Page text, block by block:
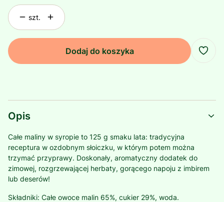
szt.
Dodaj do koszyka
Opis
Całe maliny w syropie to 125 g smaku lata: tradycyjna
receptura w ozdobnym słoiczku, w którym potem można
trzymać przyprawy. Doskonały, aromatyczny dodatek do
zimowej, rozgrzewającej herbaty, gorącego napoju z imbirem
lub deserów!
Składniki: Całe owoce malin 65%, cukier 29%, woda.